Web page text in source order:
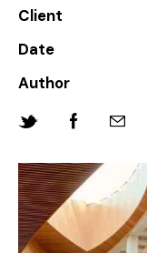
Client
Date
Author